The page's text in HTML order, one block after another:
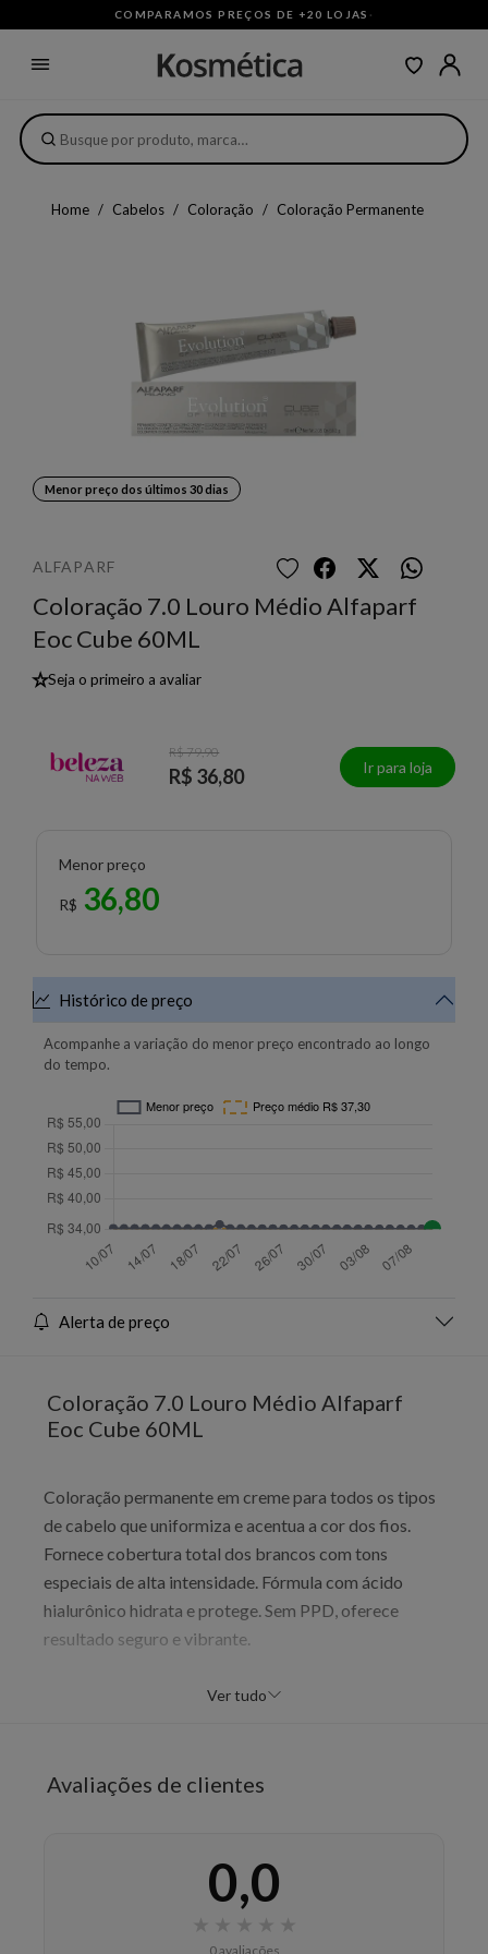
COMPARAMOS PREÇOS DE +20 LOJAS ·
Home Cabelos Coloração Coloração Permanente
Menor preço dos últimos 30 dias
ALFAPARF
Coloração 7.0 Louro Médio Alfaparf
Eoc Cube 60ML
★Seja o primeiro a avaliar
R$ 79,90
R$ 36,80 Ir para loja
Menor preço
R$ 36,80
Histórico de preço
Acompanhe a variação do menor preço encontrado ao longo
do tempo.
Alerta de preço
Coloração 7.0 Louro Médio Alfaparf
Eoc Cube 60ML
Coloração permanente em creme para todos os tipos
de cabelo que uniformiza e acentua a cor dos fios.
Fornece cobertura total dos brancos com tons
especiais de alta intensidade. Fórmula com ácido
hialurônico hidrata e protege. Sem PPD, oferece
resultado seguro e vibrante.
Brilho radiante
Misturar 60g coloração com 60ml oxidante em
Aplicar uniformemente nos cabelos secos não
Ver tudo
Avaliações de clientes
0,0
0 avaliações